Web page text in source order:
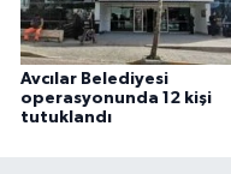
Avcılar Belediyesi
operasyonunda 12 kişi
tutuklandı